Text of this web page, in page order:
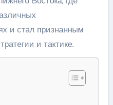
и стал признанным
и тактике.